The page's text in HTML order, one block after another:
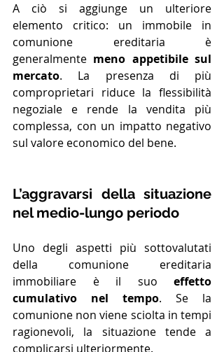
A ciò si aggiunge un ulteriore
elemento critico: un immobile in
comunione ereditaria è
generalmente meno appetibile sul
mercato. La presenza di più
comproprietari riduce la flessibilità
negoziale e rende la vendita più
complessa, con un impatto negativo
sul valore economico del bene.
L’aggravarsi della situazione
nel medio-lungo periodo
Uno degli aspetti più sottovalutati
della comunione ereditaria
immobiliare è il suo effetto
cumulativo nel tempo. Se la
comunione non viene sciolta in tempi
ragionevoli, la situazione tende a
complicarsi ulteriormente.